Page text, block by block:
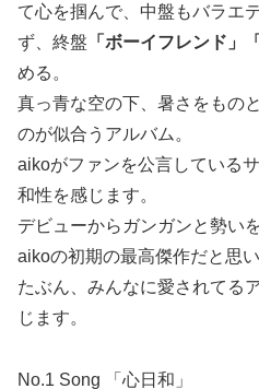
て心を掴んで、中盤もバラエ
ず、終盤 「ボーイフレンド」
める。
真っ青な空の下、暑さをもの
のが似合うアルバム。
aikoがファンを公言している
和性を感じます。
デビューからガンガンと勢い
aikoの初期の最高傑作だと思い
たぶん、みんなに愛されてる
じます。
No.1 Song 「心日和」